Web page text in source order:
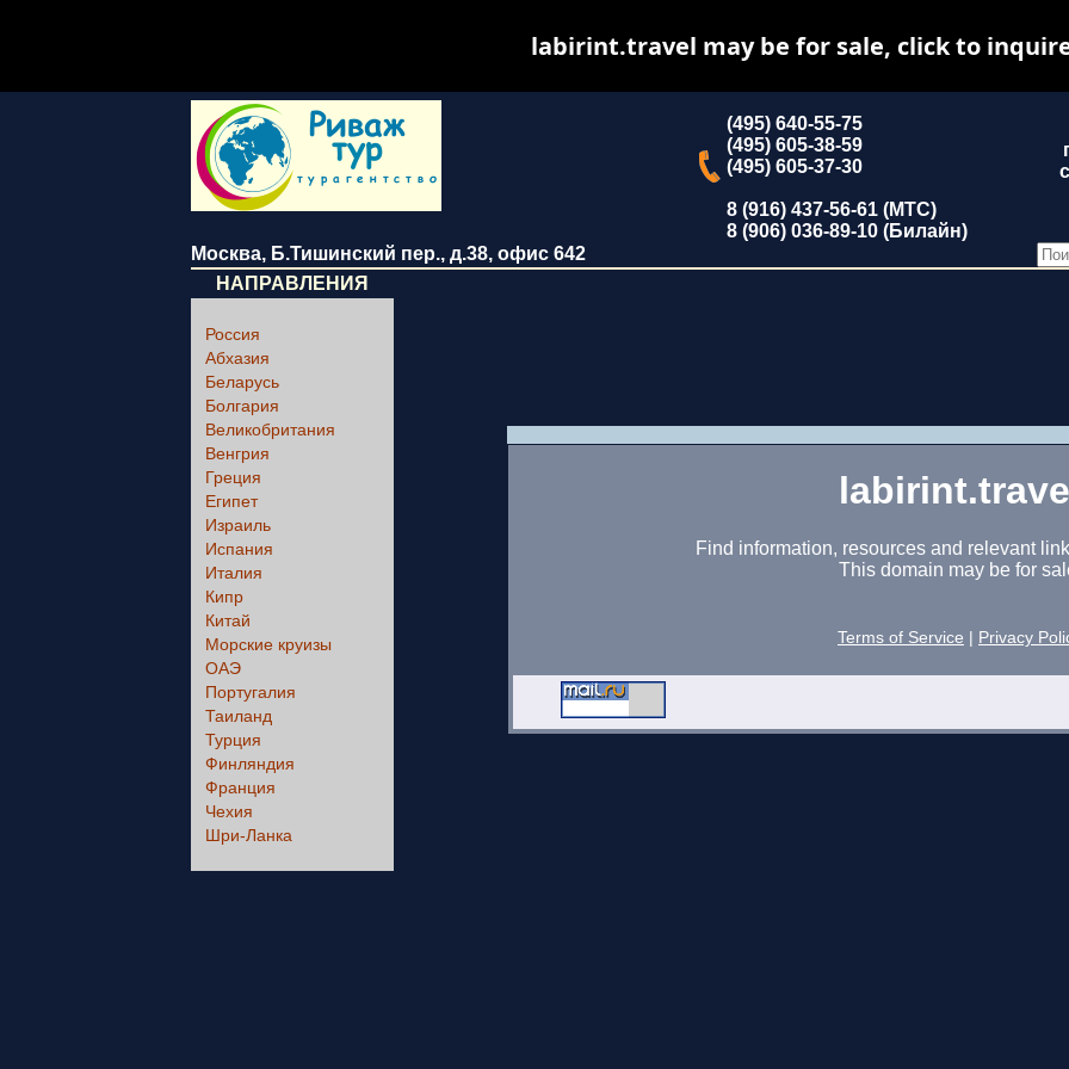
(495) 640-55-75
(495) 605-38-59
(495) 605-37-30
8 (916) 437-56-61 (МТС)
8 (906) 036-89-10 (Билайн)
Москва, Б.Тишинский пер., д.38, офис 642
НАПРАВЛЕНИЯ
Россия
Абхазия
Беларусь
Болгария
Великобритания
Венгрия
Греция
Египет
Израиль
Испания
Италия
Кипр
Китай
Морские круизы
ОАЭ
Португалия
Таиланд
Турция
Финляндия
Франция
Чехия
Шри-Ланка
Find information, resources and relevant
This domain may be for
Terms of Service Privacy
labirint.travel may be for sale, click to